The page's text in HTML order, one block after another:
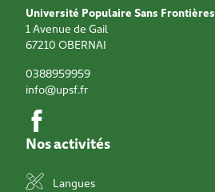
Université Populaire Sans Frontières
1 Avenue de Gail
67210 OBERNAI
0388959959
info@upsf.fr
Nos activités
Langues